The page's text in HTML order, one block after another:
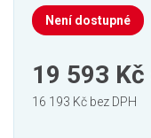
Není dostupné
19 593 Kč
16 193 Kč bez DPH